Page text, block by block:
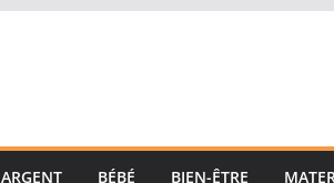
ARGENT BÉBÉ BIEN-ÊTRE